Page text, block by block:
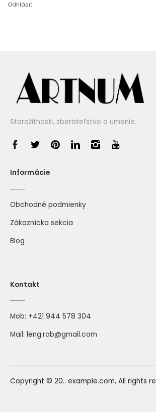
Odhlásiť
Starožitnosti, zberateľstvo a umenie.
Informácie
Obchodné podmienky
Zákaznícka sekcia
Blog
Kontakt
Mob: +421 944 578 304
Mail: leng.rob@gmail.com
Copyright © 20.. example.com, All rights